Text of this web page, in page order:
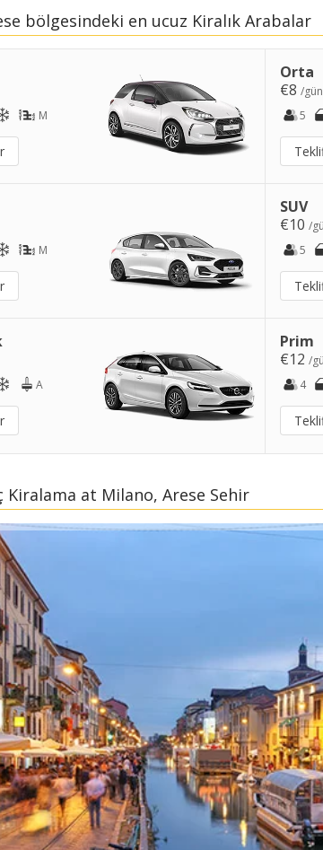
bölgesindeki en ucuz Kiralık Arabalar
M
Orta
€8/gün
5
M
SUV
€10/
5
A
Prim
€12/
4
Kiralama at Milano, Arese Sehir